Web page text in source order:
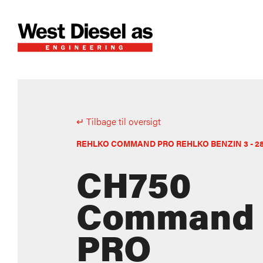
↵ Tilbage til oversigt
REHLKO COMMAND PRO REHLKO BENZIN 3 -
CH750
Command
PRO